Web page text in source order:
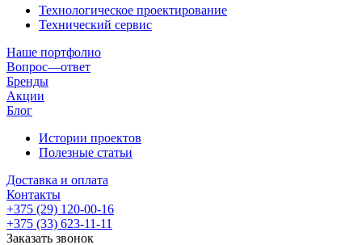
Технологическое проектирование
Технический сервис
Наше портфолио
Вопрос—ответ
Бренды
Акции
Блог
Истории проектов
Полезные статьи
Доставка и оплата
Контакты
+375 (29) 120-00-16
+375 (33) 623-11-11
Заказать звонок